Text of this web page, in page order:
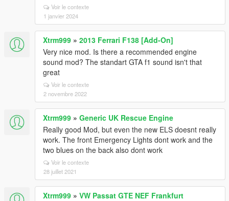
Voir le contexte
1 janvier 2024
Xtrm999 » 2013 Ferrari F138 [Add-On]
Very nice mod. Is there a recommended engine
sound mod? The standart GTA f1 sound isn't that
great
Voir le contexte
2 novembre 2022
Xtrm999 » Generic UK Rescue Engine
Really good Mod, but even the new ELS doesnt really
work. The front Emergency Lights dont work and the
two blues on the back also dont work
Voir le contexte
28 juillet 2021
Xtrm999 » VW Passat GTE NEF Frankfurt